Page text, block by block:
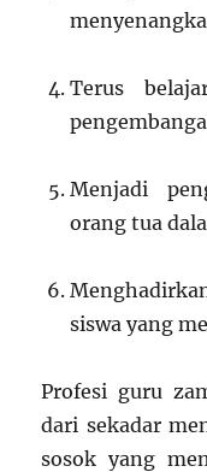
Terus
Menjadi
orang tua
siswa yang
Profesi guru
dari sekadar
sosok yang